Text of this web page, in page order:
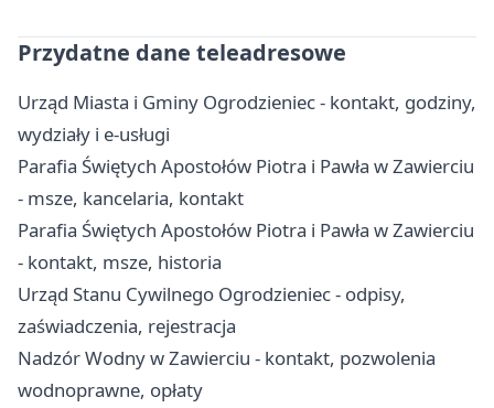
Przydatne dane teleadresowe
Urząd Miasta i Gminy Ogrodzieniec - kontakt, godziny,
wydziały i e-usługi
Parafia Świętych Apostołów Piotra i Pawła w Zawierciu
- msze, kancelaria, kontakt
Parafia Świętych Apostołów Piotra i Pawła w Zawierciu
- kontakt, msze, historia
Urząd Stanu Cywilnego Ogrodzieniec - odpisy,
zaświadczenia, rejestracja
Nadzór Wodny w Zawierciu - kontakt, pozwolenia
wodnoprawne, opłaty